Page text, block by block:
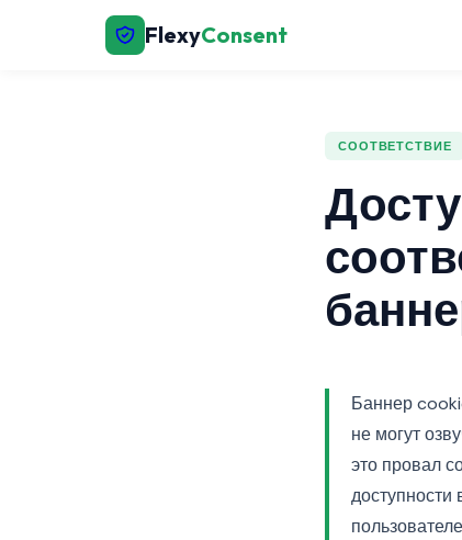
FlexyConsent
СООТВЕТСТВИЕ
Баннер
не могут
это провал